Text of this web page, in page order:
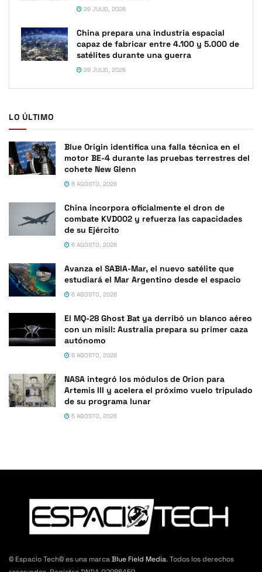
29 JULIO, 2026
China prepara una industria espacial
capaz de fabricar entre 4.100 y 5.000 de
satélites durante una guerra
29 JULIO, 2026
LO ÚLTIMO
Blue Origin identifica una falla técnica en el
motor BE-4 durante las pruebas terrestres del
cohete New Glenn
6 AGOSTO, 2026
China incorpora oficialmente el dron de
combate KVD002 y refuerza las capacidades
de su Ejército
6 AGOSTO, 2026
Avanza el SABIA-Mar, el nuevo satélite que
estudiará el Mar Argentino desde el espacio
6 AGOSTO, 2026
El MQ-28 Ghost Bat ya derribó un blanco aéreo
con un misil: Australia prepara su primer caza
autónomo
6 AGOSTO, 2026
NASA integró los módulos de Orion para
Artemis III y acelera el próximo vuelo tripulado
de su programa lunar
5 AGOSTO, 2026
© Espacio Tech© es una marcaBlue Field Media. Todos los derechos